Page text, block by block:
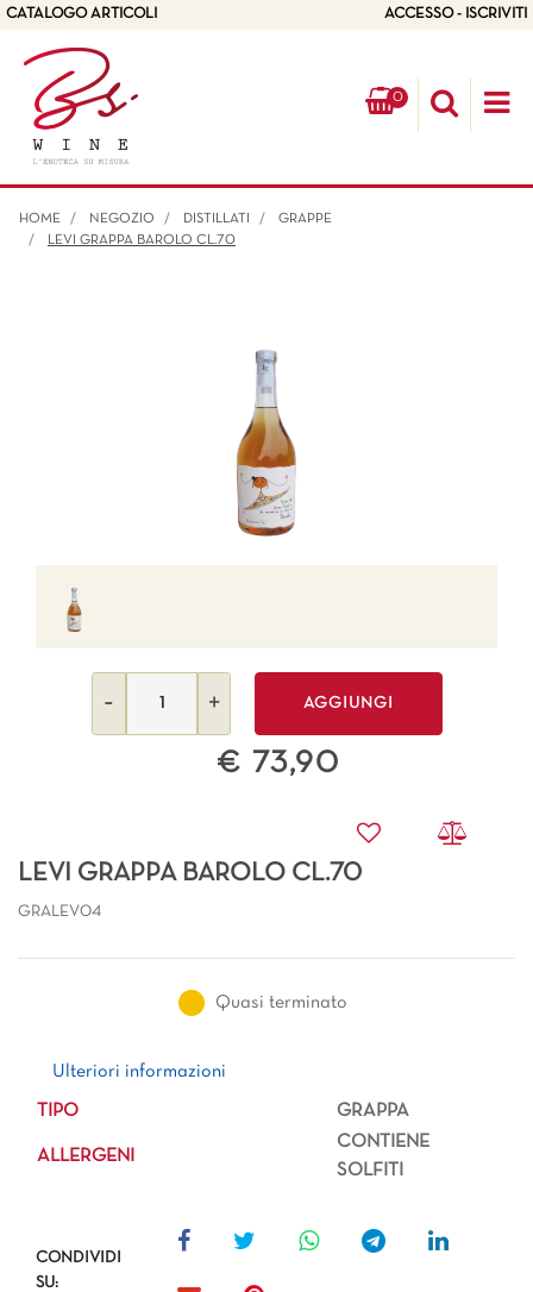
CATALOGO ARTICOLI ACCESSO - ISCRIVITI
0
HOME NEGOZIO DISTILLATI
GRAPPE
LEVI GRAPPA BAROLO CL.70
AGGIUNGI
€ 73,90
LEVI GRAPPA BAROLO CL.70
GRALEV04
Quasi terminato
Ulteriori informazioni
Ulteriori informazioni
TIPO GRAPPA
ALLERGENI
CONTIENE
SOLFITI
CONDIVIDI
SU: